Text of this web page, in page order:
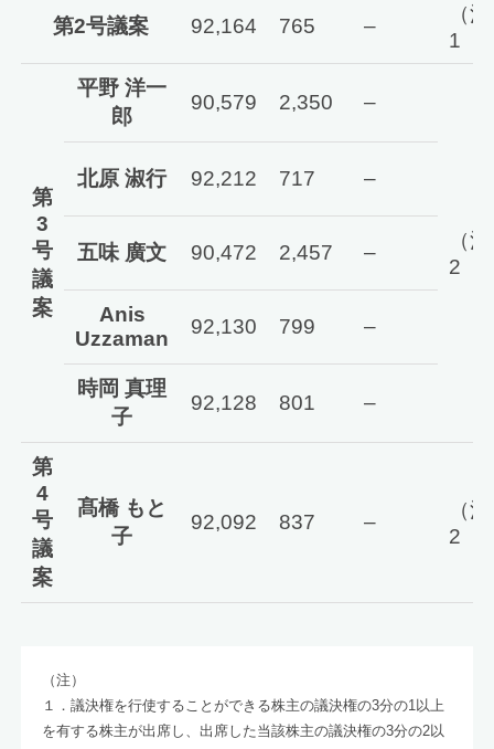
第2号議案 92,164 765 –
（
1
第
3
号
議
案
平野 洋一
郎
90,579 2,350 –
（
2
北原 淑行 92,212 717 –
五味 廣文 90,472 2,457 –
Anis
Uzzaman
92,130 799 –
時岡 真理
子
92,128 801 –
第
4
号
議
案
髙橋 もと
子
92,092 837 –
（
2
（注）
１．議決権を行使することができる株主の議決権の3分の1以上
を有する株主が出席し、出席した当該株主の議決権の3分の2以